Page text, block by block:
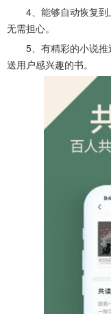
4、能够自动恢复
无需担心。
5、有精彩的小说
送用户感兴趣的书。